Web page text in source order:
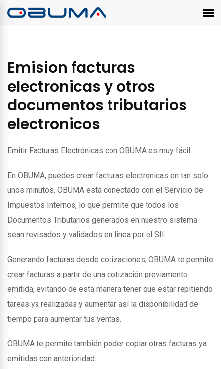
Emision facturas
electronicas y otros
documentos tributarios
electronicos
Emitir Facturas Electrónicas con OBUMA es muy fácil.
En OBUMA, puedes crear facturas electronicas en tan solo
unos minutos. OBUMA está conectado con el Servicio de
Impuestos Internos, lo que permite que todos los
Documentos Tributarios generados en nuestro sistema
sean revisados y validados en linea por el SII.
Generando facturas desde cotizaciones, OBUMA te permite
crear facturas a partir de una cotización previamente
emitida, evitando de esta manera tener que estar repitiendo
tareas ya realizadas y aumentar así la disponibilidad de
tiempo para aumentar tus ventas.
OBUMA te permite también poder copiar otras facturas ya
emitidas con anterioridad.